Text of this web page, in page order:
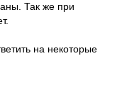
Так же при
на некоторые